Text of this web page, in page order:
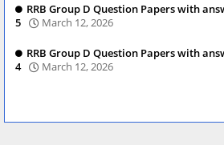
RRB Group D Question Papers with
5
March 12, 2026
RRB Group D Question Papers with
4
March 12, 2026